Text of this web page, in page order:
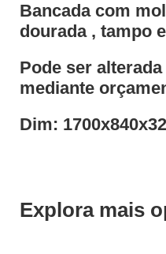
Bancada com
dourada , tampo
Pode ser
mediante
Dim:
Explora mais